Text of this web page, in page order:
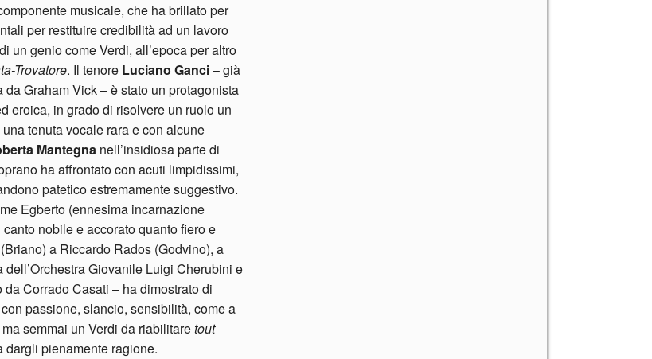
musicale, che ha brillato per
per restituire credibilità ad un lavoro
un genio come Verdi, all’epoca per altro
Trovatore. Il tenore Luciano Ganci– già
Graham Vick – è stato un protagonista
eroica, in grado di risolvere un ruolo un
tenuta vocale rara e con alcune
Mantegna nell’insidiosa parte di
ha affrontato con acuti limpidissimi,
patetico estremamente suggestivo.
Egberto (ennesima incarnazione
nobile e accorato quanto fiero e
a Riccardo Rados (Godvino), a
dell’Orchestra Giovanile Luigi Cherubini e
Corrado Casati – ha dimostrato di
passione, slancio, sensibilità, come a
semmai un Verdi da riabilitaretout
dargli pienamente ragione.